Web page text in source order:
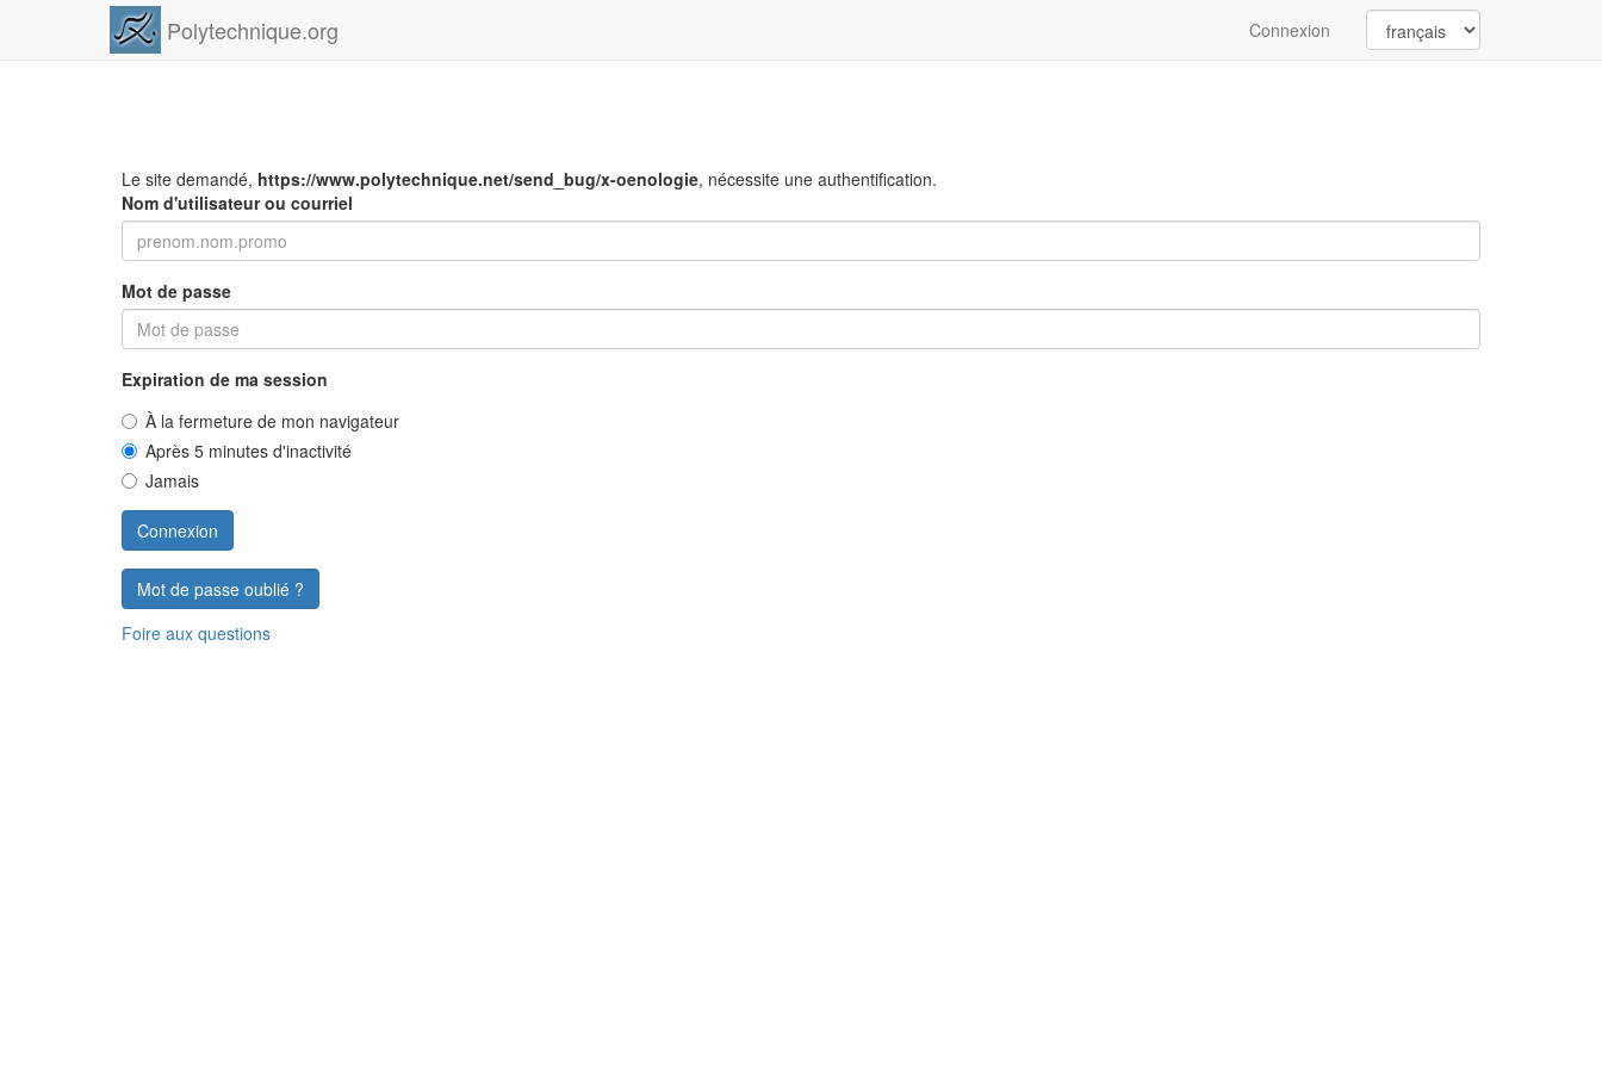
Polytechnique.org Connexion
Le site demandé, https://www.polytechnique.net/send_bug/x-oenologie, nécessite une authentification.
Nom d'utilisateur ou courriel
Mot de passe
Expiration de ma session
À la fermeture de mon navigateur
Après 5 minutes d'inactivité
Jamais
Mot de passe oublié ?
Foire aux questions